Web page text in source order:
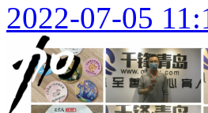
2022-07-05